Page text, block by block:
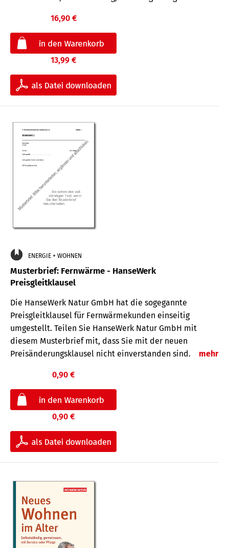
16,90 €
13,99 €
ENERGIE + WOHNEN
Musterbrief: Fernwärme - HanseWerk
Preisgleitklausel
Die HanseWerk Natur GmbH hat die sogegannte
Preisgleitklausel für Fernwärmekunden einseitig
umgestellt. Teilen Sie HanseWerk Natur GmbH mit
diesem Musterbrief mit, dass Sie mit der neuen
Preisänderungsklausel nicht einverstanden sind.
mehr
0,90 €
0,90 €